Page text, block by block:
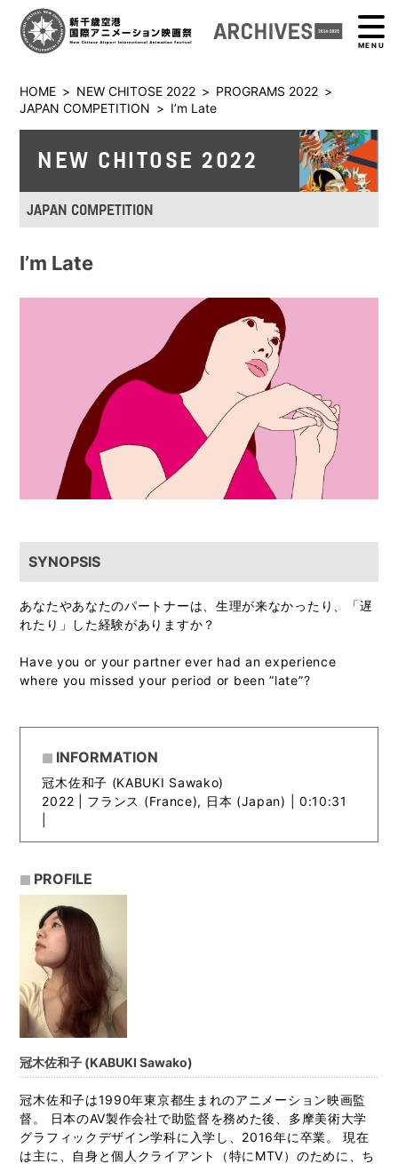
MENU
HOME > NEW CHITOSE 2022 > PROGRAMS 2022 >
JAPAN COMPETITION > I’m Late
NEW CHITOSE 2022
JAPAN COMPETITION
I’m Late
SYNOPSIS
あなたやあなたのパートナーは、生理が来なかったり、「遅
れたり」した経験がありますか？
Have you or your partner ever had an experience
where you missed your period or been ”late”?
INFORMATION
冠木佐和子 (KABUKI Sawako)
2022 | フランス (France), 日本 (Japan) | 0:10:31
PROFILE
冠木佐和子 (KABUKI Sawako)
冠木佐和子は1990年東京都生まれのアニメーション映画監
督。 日本のAV製作会社で助監督を務めた後、多摩美術大学
グラフィックデザイン学科に入学し、2016年に卒業。 現在
は主に、自身と個人クライアント（特にMTV）のために、ち